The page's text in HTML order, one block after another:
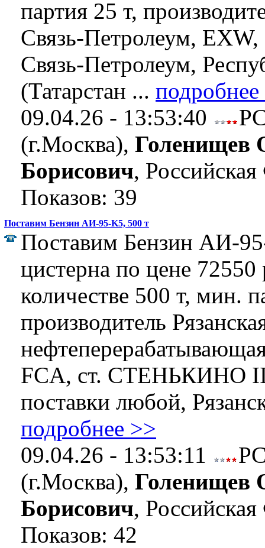
партия 25 т,
Связь-Петролеум, EXW,
Связь-Петролеум,
(Татарстан ...
09.04.26 - 13:53:40
(г.Москва), Голенищев
Борисович,
Показов: 39
Поставим Бензин АИ-95-K5, 500 т
Поставим Бензин АИ-
цистерна по цене 72550
количестве 500 т, мин.
производитель
FCA, ст. СТЕНЬКИНО
поставки любой,
подробнее >>
09.04.26 - 13:53:11
(г.Москва), Голенищев
Борисович,
Показов: 42